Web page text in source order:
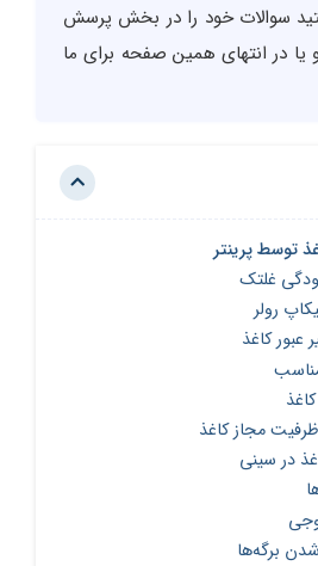
سوالات خود را در بخش پرسش‌
در انتهای همین صفحه برای ما
غلتک
رولر
عبور کاغذ
مجاز کاغذ
در سینی
برگه‌ها